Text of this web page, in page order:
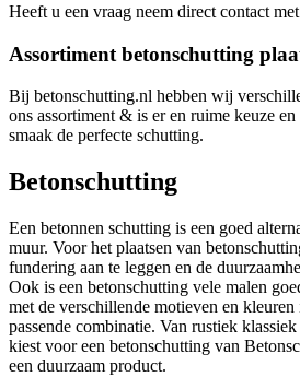
Heeft u een vraag neem direct contact
Assortiment betonschutting
Bij betonschutting.nl hebben wij
ons assortiment & is er en ruime keuze
smaak de perfecte schutting.
Betonschutting
Een betonnen schutting is een goed
muur. Voor het plaatsen van
fundering aan te leggen en de
Ook is een betonschutting vele malen
met de verschillende motieven en
passende combinatie. Van rustiek
kiest voor een betonschutting van
een duurzaam product.